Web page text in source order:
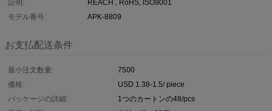
証明:
REACH , RoHS, ISO9001
モデル番号:
APK-8809
お支払配送条件
最小注文数量:
7500
価格:
USD 1.38-1.5/ piece
パッケージの詳細:
1つのカートンの48/pcs